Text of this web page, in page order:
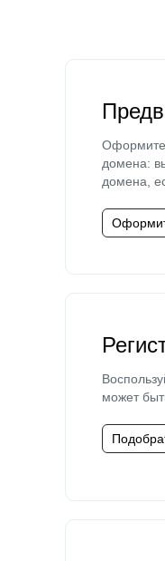
Оформите
домена:
домена,
может